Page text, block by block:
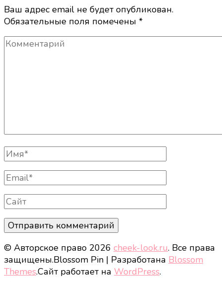
Ваш адрес email не будет опубликован.
Обязательные поля помечены *
Комментарий
Полное
Имя
Email
Сайт
© Авторское право 2026 cheek-look.ru. Все права
защищены.Blossom Pin | Разработана Blossom
Themes.Сайт работает на WordPress.